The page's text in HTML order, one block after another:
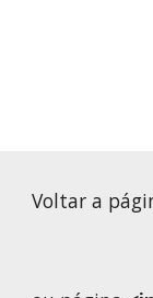
Voltar a